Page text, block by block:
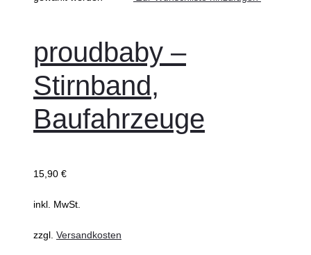
proudbaby –
Stirnband,
Baufahrzeuge
15,90 €
inkl. MwSt.
zzgl. Versandkosten